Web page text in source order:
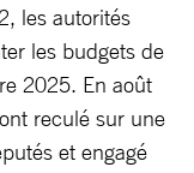
les autorités
les budgets de
2025. En août
reculé sur une
et engagé